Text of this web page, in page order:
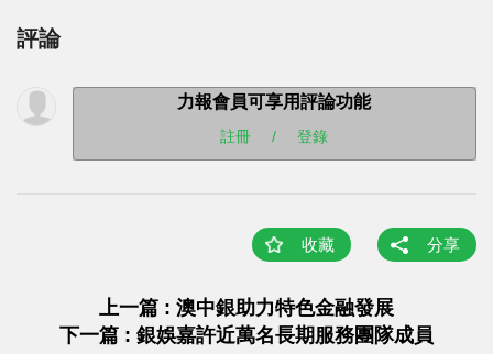
評論
力報會員可享用評論功能
註冊 / 登錄
收藏 分享
上一篇 : 澳中銀助力特色金融發展
下一篇 : 銀娛嘉許近萬名長期服務團隊成員